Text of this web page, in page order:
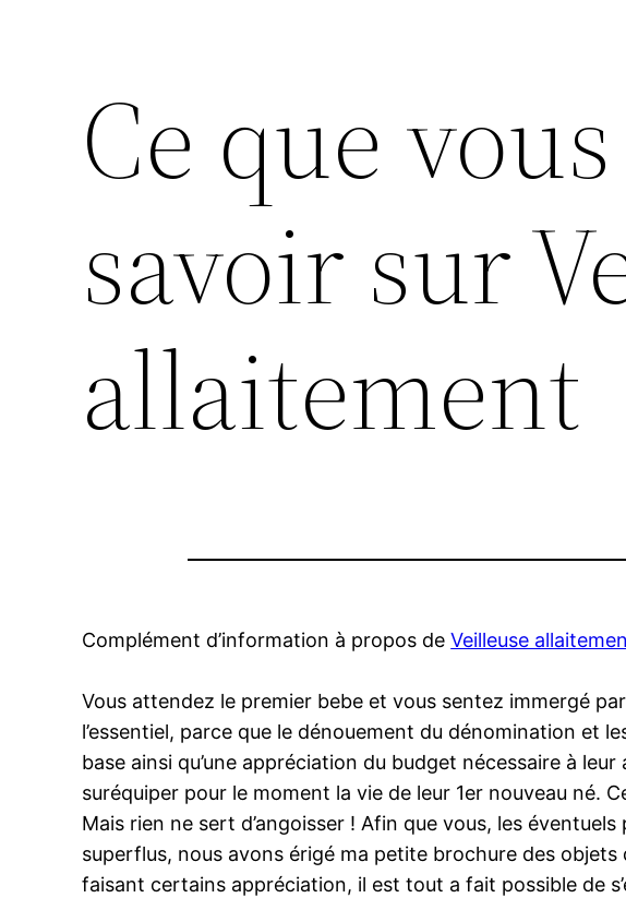
Ce que
savoir sur
allaitement
Complément d’information à propos deVeilleuse
Vous attendez le premier bebe et vous sentez immergé
l’essentiel, parce que le dénouement du dénomination et
base ainsi qu’une appréciation du budget nécessaire à
suréquiper pour le moment la vie de leur 1er nouveau né.
Mais rien ne sert d’angoisser ! Afin que vous, les
superflus, nous avons érigé ma petite brochure des
faisant certains appréciation, il est tout a fait possible de